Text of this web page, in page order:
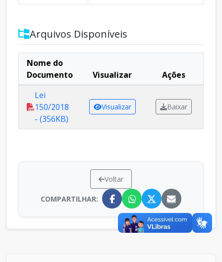
Arquivos Disponíveis
Nome do
Documento
Visualizar
Ações
Lei
150/2018
- (356KB)
Visualizar Baixar
Voltar
COMPARTILHAR: